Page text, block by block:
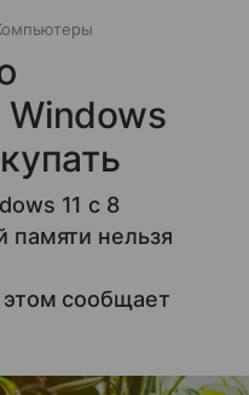
11 c 8
памяти нельзя
сообщает